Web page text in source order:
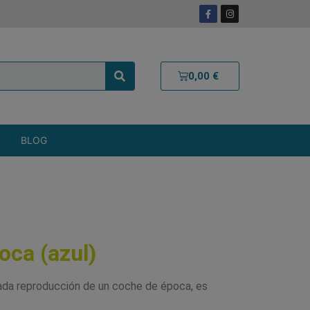
0,00 €
BLOG
(azul)
reproducción de un coche de época, es